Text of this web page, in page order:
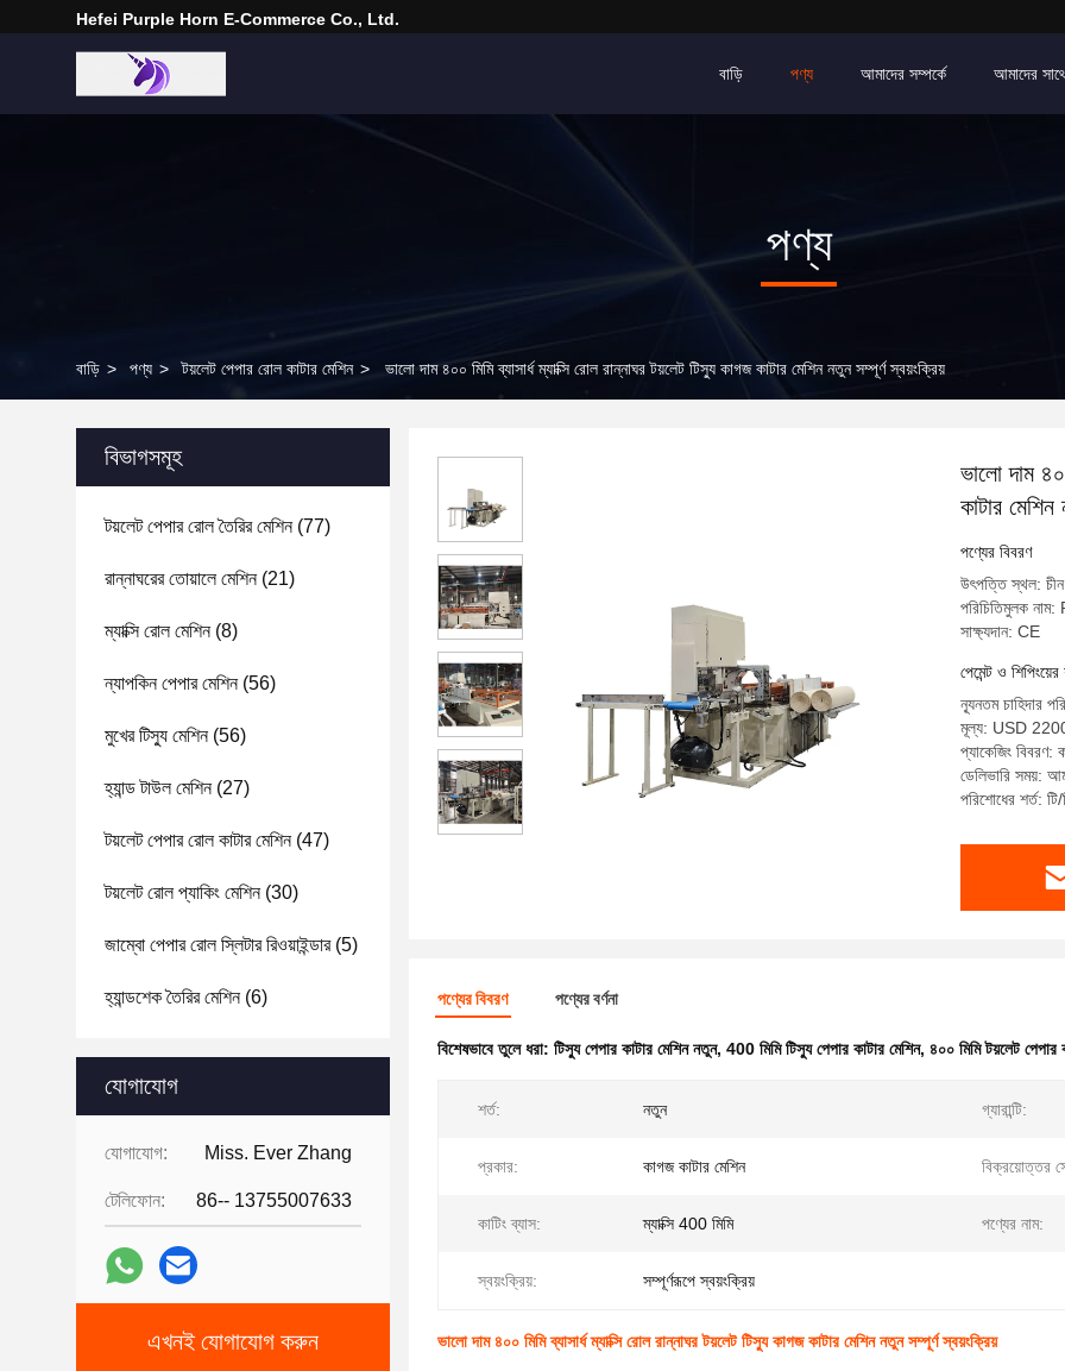
Hefei Purple Horn E-Commerce Co., Ltd.
বাড়ি পণ্য আমাদের সম্পর্কে আমাদের
পণ্য
বাড়ি > পণ্য > টয়লেট পেপার রোল কাটার মেশিন > ভালো দাম ৪০০ মিমি ব্যাসার্ধ ম্যাক্সি রোল রান্নাঘর টয়লেট টিস্যু কাগজ কাটার মেশিন নতুন সম্পূর্ণ স্বয়ংক্রিয়
বিভাগসমূহ
টয়লেট পেপার রোল তৈরির মেশিন(77)
রান্নাঘরের তোয়ালে মেশিন(21)
ম্যাক্সি রোল মেশিন(8)
ন্যাপকিন পেপার মেশিন(56)
মুখের টিস্যু মেশিন(56)
হ্যান্ড টাউল মেশিন(27)
টয়লেট পেপার রোল কাটার মেশিন(47)
টয়লেট রোল প্যাকিং মেশিন(30)
জাম্বো পেপার রোল স্লিটার রিওয়াইন্ডার(5)
হ্যান্ডশেক তৈরির মেশিন(6)
যোগাযোগ
যোগাযোগ: Miss. Ever Zhang
টেলিফোন: 86-- 13755007633
এখনই যোগাযোগ করুন
ভালো দাম
কাটার
পণ্যের বিবরণ
উৎপত্তি স্থল: চীন
পরিচিতিমুলক
সাক্ষ্যদান: CE
পেমেন্ট ও শিপিংয়ের
ন্যূনতম চাহিদার
মূল্য: USD
প্যাকেজিং বিবরণ:
ডেলিভারি সময়:
পরিশোধের শর্ত: টি/
পণ্যের বিবরণ পণ্যের বর্ণনা
বিশেষভাবে তুলে ধরা: টিস্যু পেপার কাটার মেশিন নতুন, 400 মিমি টিস্যু পেপার কাটার মেশিন, ৪০০ মিমি টয়লেট পেপার
শর্ত: নতুন গ্যারান্টি:
প্রকার: কাগজ কাটার মেশিন বিক্রয়োত্তর
কাটিং ব্যাস: ম্যাক্সি 400 মিমি পণ্যের নাম:
স্বয়ংক্রিয়: সম্পূর্ণরূপে স্বয়ংক্রিয়
ভালো দাম ৪০০ মিমি ব্যাসার্ধ ম্যাক্সি রোল রান্নাঘর টয়লেট টিস্যু কাগজ কাটার মেশিন নতুন সম্পূর্ণ স্বয়ংক্রিয়